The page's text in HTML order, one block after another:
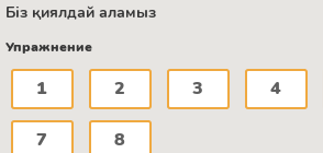
Біз қиялдай аламыз
Упражнение
1 2 3 4
7 8